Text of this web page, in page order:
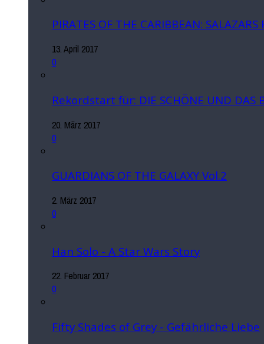
PIRATES OF THE CARIBBEAN: SALAZARS
13. April 2017
0
Rekordstart für: DIE SCHÖNE UND DAS
20. März 2017
0
GUARDIANS OF THE GALAXY Vol.2
2. März 2017
0
Han Solo - A Star Wars Story
22. Februar 2017
0
Fifty Shades of Grey - Gefährliche Liebe